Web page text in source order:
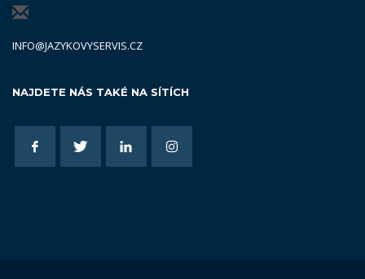
INFO@JAZYKOVYSERVIS.CZ
NAJDETE NÁS TAKÉ NA SÍTÍCH